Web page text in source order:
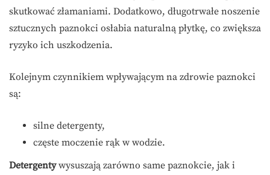
skutkować złamaniami. Dodatkowo, długotrwałe noszenie
sztucznych paznokci osłabia naturalną płytkę, co zwiększa
ryzyko ich uszkodzenia.
Kolejnym czynnikiem wpływającym na zdrowie paznokci
są:
silne detergenty,
częste moczenie rąk w wodzie.
Detergentywysuszają zarówno same paznokcie, jak i